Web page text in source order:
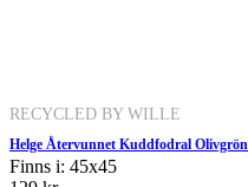
RECYCLED BY WILLE
Helge Återvunnet Kuddfodral Olivgrön
Finns i: 45x45